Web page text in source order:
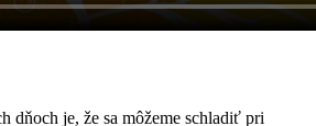
dňoch je, že sa môžeme schladiť pri